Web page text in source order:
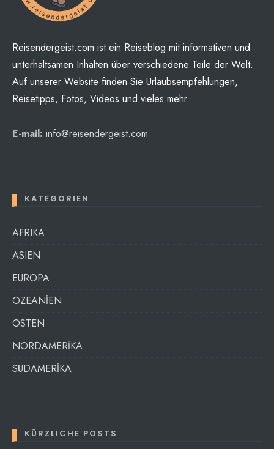
Reisendergeist.com ist ein Reiseblog mit informativen und
unterhaltsamen Inhalten über verschiedene Teile der Welt.
Auf unserer Website finden Sie Urlaubsempfehlungen,
Reisetipps, Fotos, Videos und vieles mehr.
E-mail: info@reisendergeist.com
KATEGORIEN
AFRIKA
ASIEN
EUROPA
OZEANİEN
OSTEN
NORDAMERİKA
SÜDAMERİKA
KÜRZLICHE POSTS